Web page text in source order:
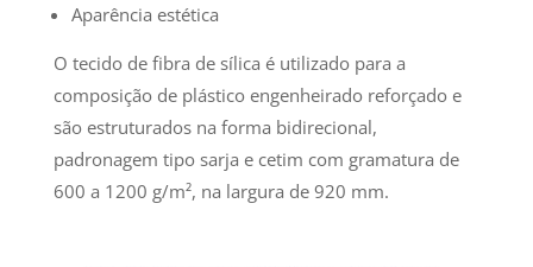
Aparência estética
O tecido de fibra de sílica é utilizado para a
composição de plástico engenheirado reforçado e
são estruturados na forma bidirecional,
padronagem tipo sarja e cetim com gramatura de
600 a 1200 g/m², na largura de 920 mm.